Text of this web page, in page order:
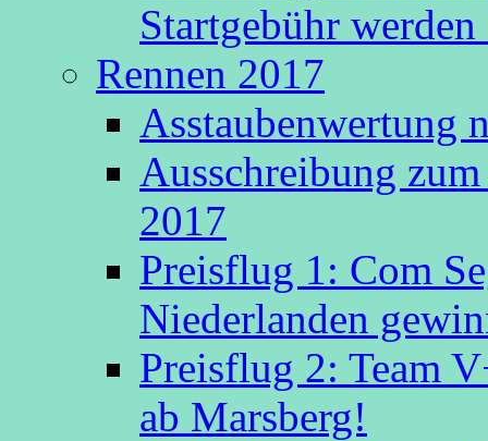
Startgebühr
Rennen 2017
Asstaubenwertung
Ausschreibung
2017
Preisflug 1: Com
Niederlanden
Preisflug 2: Team
ab Marsberg!